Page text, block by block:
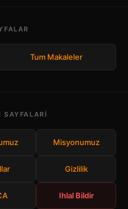
Tum Makaleler
SAYFALARI
Misyonumuz
Gizlilik
Ihlal Bildir